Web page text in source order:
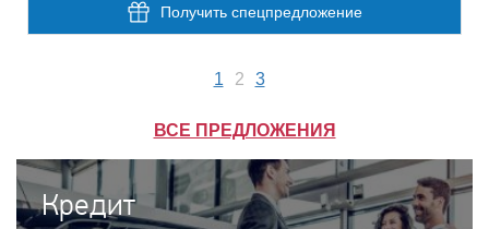
Получить спецпредложение
1 2 3
ВСЕ ПРЕДЛОЖЕНИЯ
Кредит